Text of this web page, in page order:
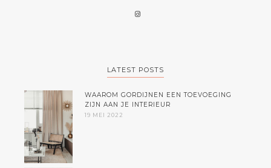
LATEST POSTS
WAAROM GORDIJNEN EEN TOEVOEGING
ZIJN AAN JE INTERIEUR
19 MEI 2022